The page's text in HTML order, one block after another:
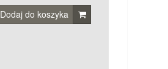
Dodaj do koszyka